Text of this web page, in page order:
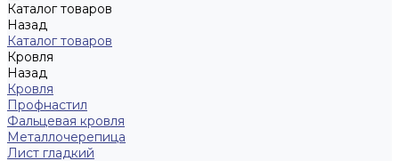
Каталог товаров
Назад
Каталог товаров
Кровля
Назад
Кровля
Профнастил
Фальцевая кровля
Металлочерепица
Лист гладкий